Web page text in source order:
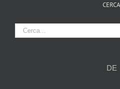
CERCA
Cerca
per:
DE